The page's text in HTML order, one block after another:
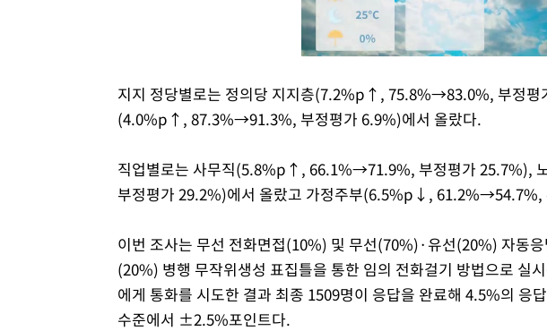
지지 정당별로는 정의당 지지층(7.2%p↑, 75.8%→83.0%, 부정평
(4.0%p↑, 87.3%→91.3%, 부정평가 6.9%)에서 올랐다.
직업별로는 사무직(5.8%p↑, 66.1%→71.9%, 부정평가
부정평가 29.2%)에서 올랐고 가정주부(6.5%p↓, 61.2%→54.7%,
이번 조사는 무선 전화면접(10%) 및 무선(70%)·유선(20%) 자동
(20%) 병행 무작위생성 표집틀을 통한 임의 전화걸기 방법으로 실
에게 통화를 시도한 결과 최종 1509명이 응답을 완료해 4.5%의 응
수준에서 ±2.5%포인트다.